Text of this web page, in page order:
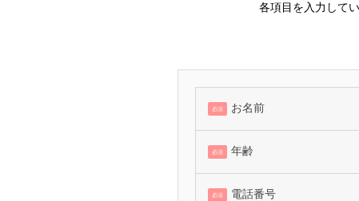
各項目を入力して
必須 お名前
必須 年齢
必須 電話番号